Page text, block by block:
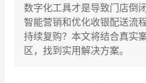
智库 产
产品更新动态
数字化工具才是导致门店倒
智能营销和优化收银配送流
持续复购？本文将结合真实
区，找到实用解决方案。